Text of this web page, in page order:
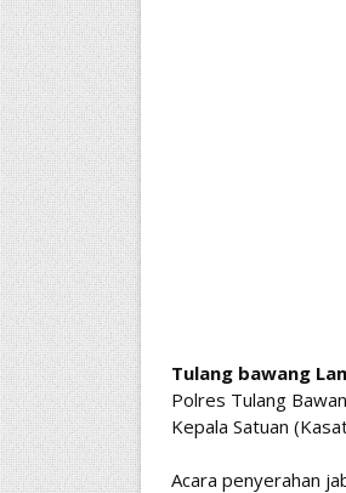
Tulang bawang
Polres Tulang
Kepala Satuan
Acara penyerahan